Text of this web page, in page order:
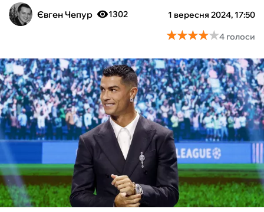
ТЕНІС
КІБЕРСПОРТ
ЧС-2026
ФУТЗАЛ
БУКМЕКЕРИ
Євген Чепур 1 вересня 2024, 17:50
1302
★★★★★
★★★★★4 голоси